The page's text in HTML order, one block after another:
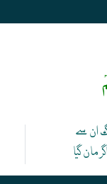
ان سے
مان گیا